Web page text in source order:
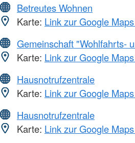
Betreutes Wohnen
Karte: Link zur Google
Gemeinschaft "Wohlfahrts-
Karte: Link zur Google
Hausnotrufzentrale
Karte: Link zur Google
Hausnotrufzentrale
Karte: Link zur Google